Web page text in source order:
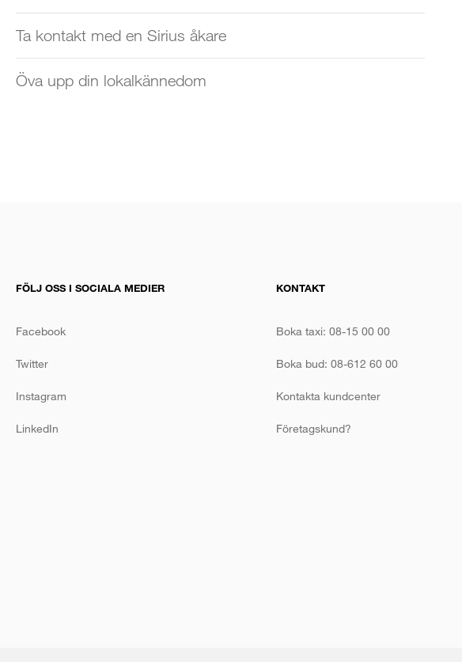
Ta kontakt med en Sirius åkare
Öva upp din lokalkännedom
FÖLJ OSS I SOCIALA MEDIER
Facebook
Twitter
Instagram
LinkedIn
KONTAKT
Boka taxi: 08-15 00 00
Boka bud: 08-612 60 00
Kontakta kundcenter
Företagskund?